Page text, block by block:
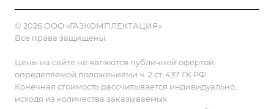
© 2026 ООО «ГАЗКОМПЛЕКТАЦИЯ»
Все права защищены.
Цены на сайте не являются публичной офертой,
определяемой положениями ч. 2 ст. 437 ГК РФ.
Конечная стоимость рассчитывается индивидуально,
исходя из количества заказываемых